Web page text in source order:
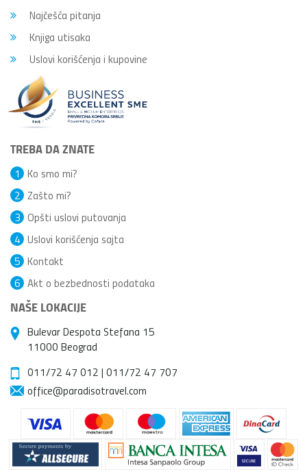
Najčešća pitanja
Knjiga utisaka
Uslovi korišćenja i kupovine
TREBA DA ZNATE
Ko smo mi?
1
Zašto mi?
2
Opšti uslovi putovanja
3
Uslovi korišćenja sajta
4
Kontakt
5
Akt o bezbednosti podataka
6
NAŠE LOKACIJE
Bulevar Despota Stefana 15
11000 Beograd
011/72 47 012 | 011/72 47 707
office@paradisotravel.com